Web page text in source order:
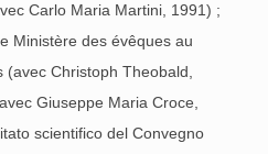
Carlo Maria Martini, 1991) ;
Ministère des évêques au
Christoph Theobald,
Giuseppe Maria Croce,
scientifico del Convegno